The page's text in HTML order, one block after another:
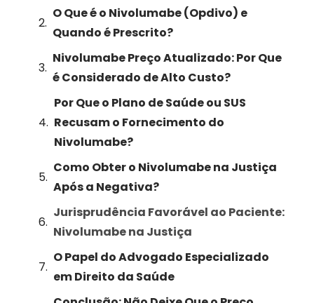
O Que é o Nivolumabe (Opdivo) e
Quando é Prescrito?
Nivolumabe Preço Atualizado: Por Que
é Considerado de Alto Custo?
Por Que o Plano de Saúde ou SUS
Recusam o Fornecimento do
Nivolumabe?
Como Obter o Nivolumabe na Justiça
Após a Negativa?
Jurisprudência Favorável ao Paciente:
Nivolumabe na Justiça
O Papel do Advogado Especializado
em Direito da Saúde